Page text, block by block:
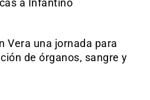
a Infantino
Vera una jornada para
de órganos, sangre y